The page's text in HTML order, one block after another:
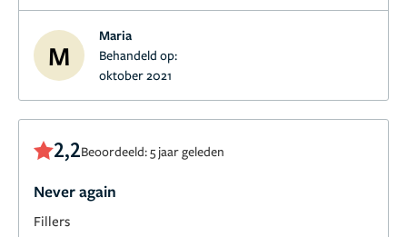
M
Maria
Behandeld op:
oktober 2021
2,2Beoordeeld: 5 jaar geleden
Never again
Fillers